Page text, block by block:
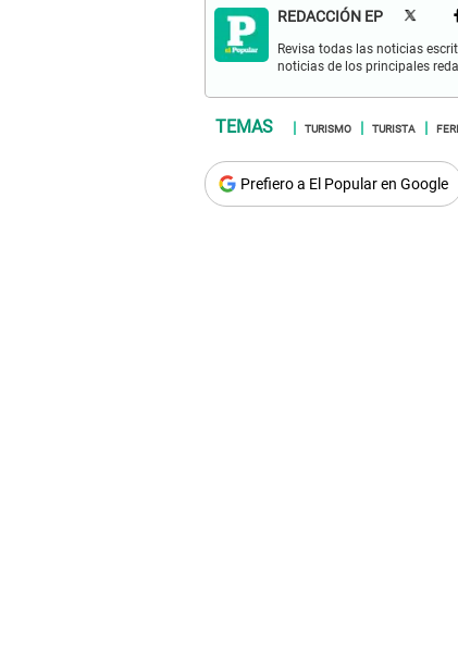
REDACCIÓN EP
Revisa todas las noticias
noticias de los principales
TURISMO TURISTA
Prefiero a El Popular en Google